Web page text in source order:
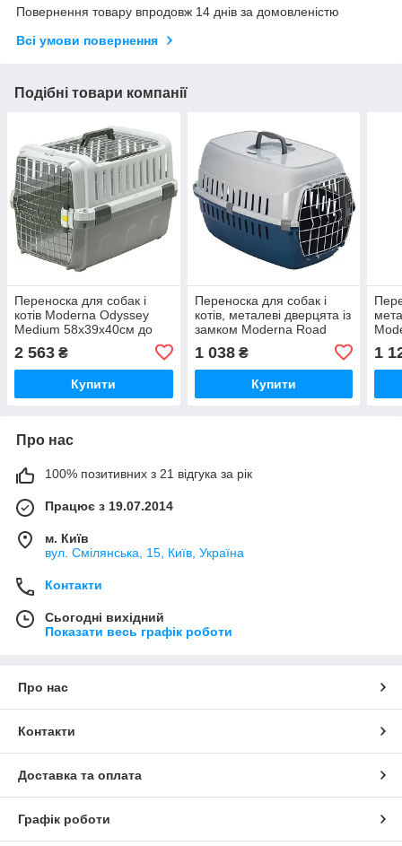
Повернення товару впродовж 14 днів за домовленістю
Всі умови повернення
Подібні товари компанії
Переноска для собак і
котів Moderna Odyssey
Medium 58х39х40см до
2 563 ₴
Купити
Переноска для собак і
котів, металеві дверцята із
замком Moderna Road
49х32х30см (T103331)
1 038₴
Купити
1
Про нас
100% позитивних з 21 відгука за рік
Працює з 19.07.2014
м. Київ
вул. Смілянська, 15, Київ, Україна
Контакти
Сьогодні вихідний
Показати весь графік роботи
Про нас
Контакти
Доставка та оплата
Графік роботи